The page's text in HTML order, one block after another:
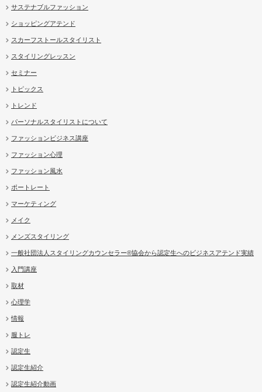
サステナブルファッション
ショッピングアテンド
スカーフストールスタイリスト
スタイリングレッスン
セミナー
トピックス
トレンド
パーソナルスタイリストについて
ファッションビジネス講座
ファッション心理
ファッション風水
ポートレート
マーケティング
メイク
メンズスタイリング
一般社団法人スタイリングカウンセラー®協会から認定生へのビジネスアテンド実績
入門講座
取材
心理学
情報
服トレ
認定生
認定生紹介
認定生紹介動画